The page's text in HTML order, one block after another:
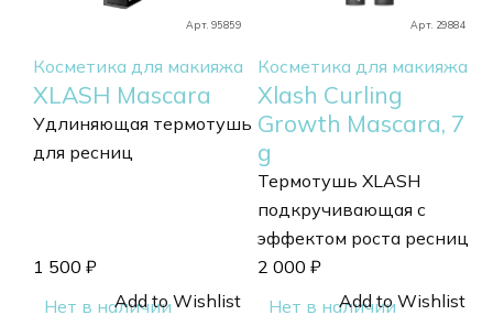
Арт. 95859
Косметика для макияжа
XLASH Mascara
Удлиняющая термотушь
для ресниц
1 500 ₽
Арт. 29884
Косметика для макияжа
Xlash Curling
Growth Mascara, 7
g
Термотушь XLASH
подкручивающая с
эффектом роста ресниц
2 000 ₽
Нет в наличииAdd to Wishlist Нет в наличииAdd to Wishlist